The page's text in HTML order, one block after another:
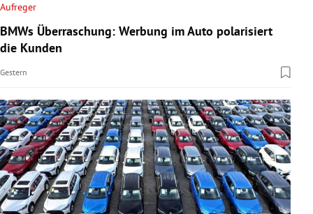
Aufreger
BMWs Überraschung: Werbung im Auto polarisiert
die Kunden
Gestern